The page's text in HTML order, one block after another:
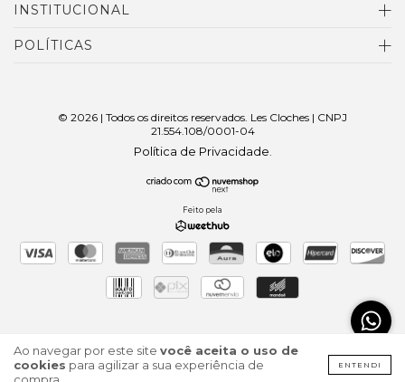
Ao navegar por este site você aceita o uso de
cookies para agilizar a sua experiência de
ENTENDI
INSTITUCIONAL
POLÍTICAS
© 2026 | Todos os direitos reservados. Les Cloches | CNPJ
21.554.108/0001-04
Política de Privacidade
Feito pela